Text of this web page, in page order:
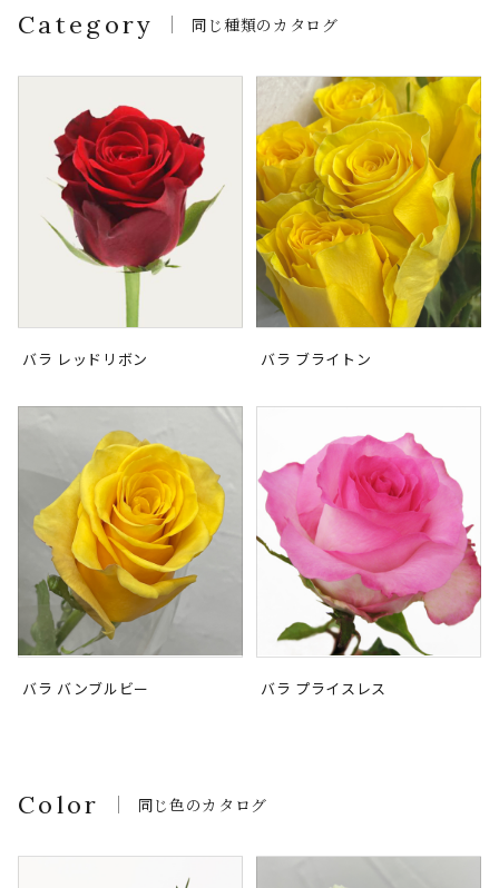
Category 同じ種類のカタログ
バラ レッドリボン バラ ブライトン
バラ バンブルビー バラ プライスレス
Color 同じ色のカタログ